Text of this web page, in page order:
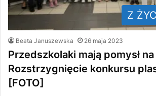
Z
Beata Januszewska 26 maja 2023
Przedszkolaki mają pomysł
Rozstrzygnięcie konkursu
[FOTO]